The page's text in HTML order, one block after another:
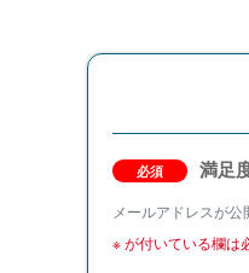
必須 満足
メールアドレスが公
※が付いている欄は